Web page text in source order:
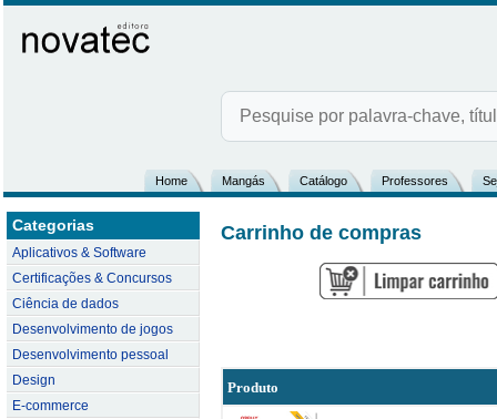
Home Mangás Catálogo Professores
Categorias
Aplicativos & Software
Certificações & Concursos
Ciência de dados
Desenvolvimento de jogos
Desenvolvimento pessoal
Design
E-commerce
Carrinho de compras
Produto